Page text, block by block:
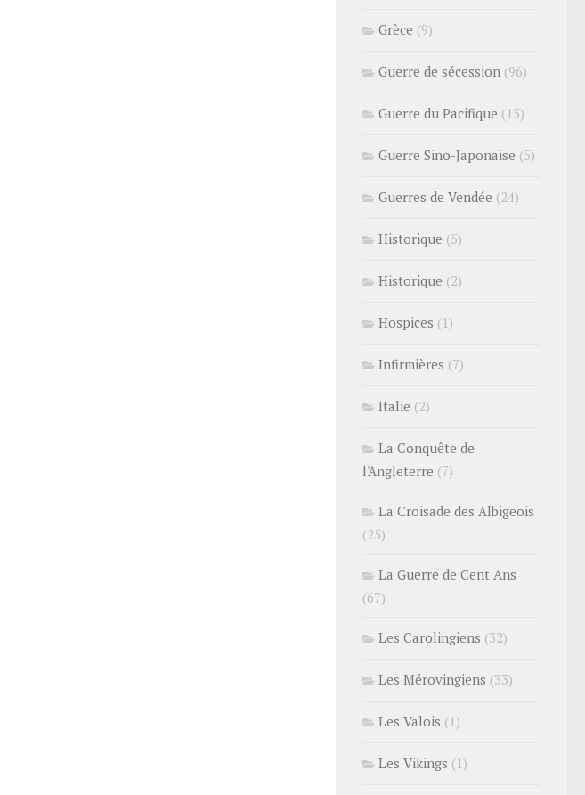
Grèce (9)
Guerre de sécession (96)
Guerre du Pacifique (15)
Guerre Sino-Japonaise (5)
Guerres de Vendée (24)
Historique (5)
Historique (2)
Hospices (1)
Infirmières (7)
Italie (2)
La Conquête de
l'Angleterre (7)
La Croisade des Albigeois
(25)
La Guerre de Cent Ans
(67)
Les Carolingiens (32)
Les Mérovingiens (33)
Les Valois (1)
Les Vikings (1)